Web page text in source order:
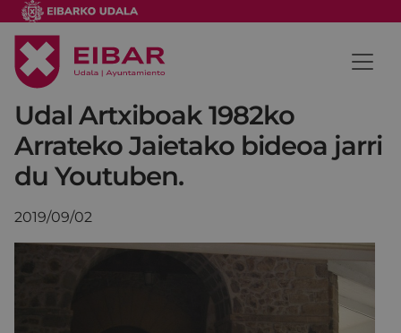
Udal Artxiboak 1982ko
Arrateko Jaietako bideoa jarri
du Youtuben.
2019/09/02